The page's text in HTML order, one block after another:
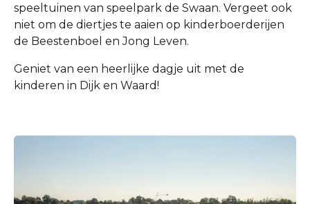
speeltuinen van speelpark de Swaan. Vergeet ook
niet om de diertjes te aaien op kinderboerderijen
de Beestenboel en Jong Leven.
Geniet van een heerlijke dagje uit met de
kinderen in Dijk en Waard!